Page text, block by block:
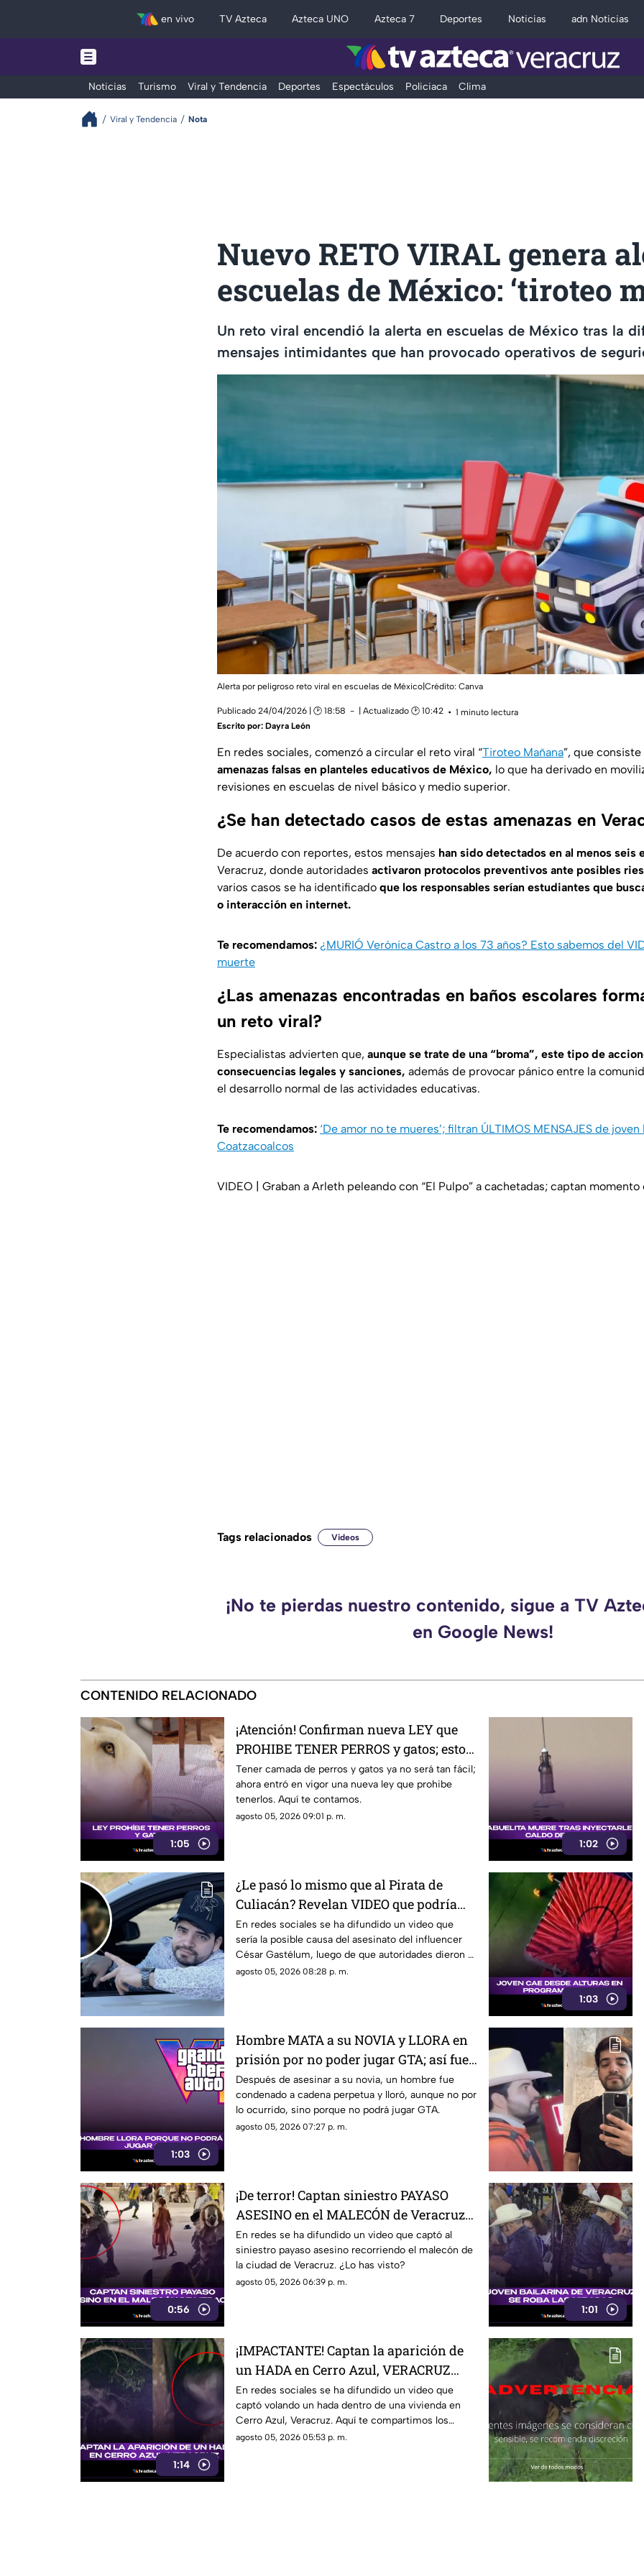
en vivo TV Azteca Azteca UNO Azteca 7 Deportes Noticias adn Noticias
Noticias Turismo Viral y Tendencia Deportes Espectáculos Policiaca Clima
Viral y Tendencia Nota
Nuevo RETO VIRAL genera
escuelas de México: ‘tiroteo
Un reto viral encendió la alerta en escuelas de México tras la
mensajes intimidantes que han provocado operativos de
Alerta por peligroso reto viral en escuelas de México|Crédito: Canva
Publicado 24/04/2026 | 🕑 18:58 | Actualizado 🕑 10:42
1 minuto lectura
Escrito por: Dayra León
En redes sociales, comenzó a circular el reto viral “Tiroteo Mañana”, que consiste
amenazas falsas en planteles educativos de México, lo que ha derivado en
revisiones en escuelas de nivel básico y medio superior.
¿Se han detectado casos de estas amenazas en
De acuerdo con reportes, estos mensajes han sido detectados en al menos seis
Veracruz, donde autoridades activaron protocolos preventivos ante posibles
varios casos se ha identificado que los responsables serían estudiantes que
o interacción en internet.
Te recomendamos: ¿MURIÓ Verónica Castro a los 73 años? Esto sabemos del
muerte
¿Las amenazas encontradas en baños escolares
un reto viral?
Especialistas advierten que, aunque se trate de una “broma”, este tipo de
consecuencias legales y sanciones, además de provocar pánico entre la
el desarrollo normal de las actividades educativas.
Te recomendamos: ‘De amor no te mueres’; filtran ÚLTIMOS MENSAJES de
Coatzacoalcos
VIDEO | Graban a Arleth peleando con “El Pulpo” a cachetadas; captan momento
Tags relacionados Videos
¡No te pierdas nuestro contenido, sigue a TV
en Google News!
CONTENIDO RELACIONADO
1:05
¡Atención! Confirman nueva LEY que
PROHIBE TENER PERROS y gatos; esto
se sabe
Tener camada de perros y gatos ya no será tan fácil;
ahora entró en vigor una nueva ley que prohibe
tenerlos. Aquí te contamos.
agosto 05, 2026 09:01 p. m.
1:02
¿Le pasó lo mismo que al Pirata de
Culiacán? Revelan VIDEO que podría
ser la causa del asesinato de César
Gastélum
En redes sociales se ha difundido un video que
sería la posible causa del asesinato del influencer
César Gastélum, luego de que autoridades dieron a
conocer una de las líneas de investigación.
agosto 05, 2026 08:28 p. m.
1:03
1:03
Hombre MATA a su NOVIA y LLORA en
prisión por no poder jugar GTA; así fue
captado (+VIDEO)
Después de asesinar a su novia, un hombre fue
condenado a cadena perpetua y lloró, aunque no por
lo ocurrido, sino porque no podrá jugar GTA.
agosto 05, 2026 07:27 p. m.
0:56
¡De terror! Captan siniestro PAYASO
ASESINO en el MALECÓN de Veracruz
(+VIDEO)
En redes se ha difundido un video que captó al
siniestro payaso asesino recorriendo el malecón de
la ciudad de Veracruz. ¿Lo has visto?
agosto 05, 2026 06:39 p. m.
1:01
1:14
¡IMPACTANTE! Captan la aparición de
un HADA en Cerro Azul, VERACRUZ
(+VIDEO)
En redes sociales se ha difundido un video que
captó volando un hada dentro de una vivienda en
Cerro Azul, Veracruz. Aquí te compartimos los
detalles.
agosto 05, 2026 05:53 p. m.